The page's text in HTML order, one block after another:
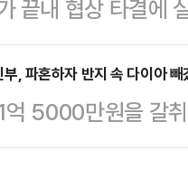
단결권·단체행동
해 노력하는…
위원회(중노위)가
예정대로 내일
조정 불성립을 선
하고 시간을 요청
은 '의사…
끝내 협상 타결에
부까지 어느 수준
조는 사측의 의사
전자 측은 "사실
결정적 원인이
, 파혼하자 반지 속 다이아
억 5000만원을 갈
섭외했다는 충격적